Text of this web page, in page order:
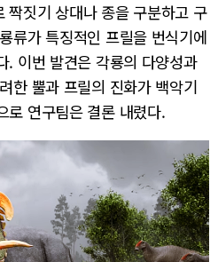
짝짓기 상대나 종을 구분하고 구
류가 특징적인 프릴을 번식기에
. 이번 발견은 각룡의 다양성과
한 뿔과 프릴의 진화가 백악기
로 연구팀은 결론 내렸다.